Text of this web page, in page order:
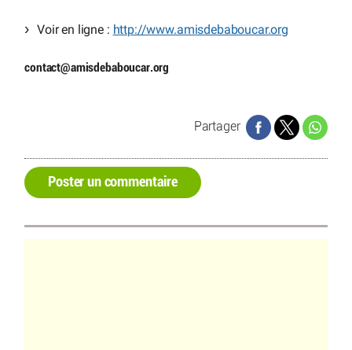
Voir en ligne : http://www.amisdebaboucar.org
contact@amisdebaboucar.org
Partager
Poster un commentaire